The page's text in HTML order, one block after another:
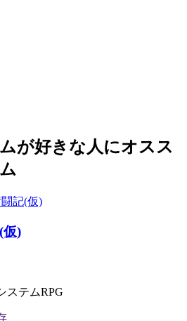
が好きな人にオスス
仮)
ステムRPG